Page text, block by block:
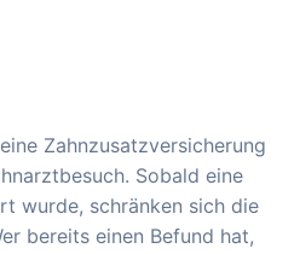
Zahnzusatzversicherung
Sobald eine
wurde, schränken sich die
bereits einen Befund hat,